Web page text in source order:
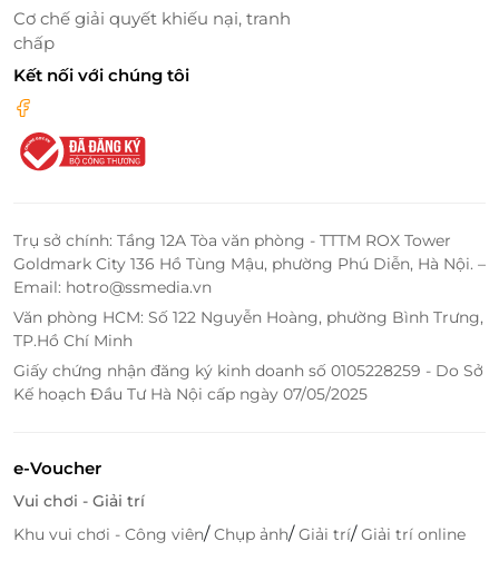
Cơ chế giải quyết khiếu nại, tranh
chấp
Kết nối với chúng tôi
Trụ sở chính: Tầng 12A Tòa văn phòng - TTTM ROX Tower
Goldmark City 136 Hồ Tùng Mậu, phường Phú Diễn, Hà Nội. –
Email: hotro@ssmedia.vn
Văn phòng HCM: Số 122 Nguyễn Hoàng, phường Bình Trưng,
TP.Hồ Chí Minh
Giấy chứng nhận đăng ký kinh doanh số 0105228259 - Do Sở
Kế hoạch Đầu Tư Hà Nội cấp ngày 07/05/2025
e-Voucher
Vui chơi - Giải trí
Khu vui chơi - Công viên/Chụp ảnh/Giải trí/Giải trí online